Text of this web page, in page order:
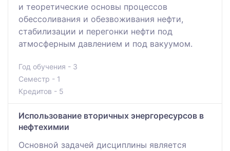
и теоретические основы процессов
обессоливания и обезвоживания нефти,
стабилизации и перегонки нефти под
атмосферным давлением и под вакуумом.
Год обучения - 3
Семестр - 1
Кредитов - 5
Использование вторичных энергоресурсов в
нефтехимии
Основной задачей дисциплины является